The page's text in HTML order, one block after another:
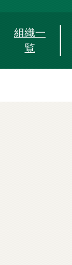
組織一
覧